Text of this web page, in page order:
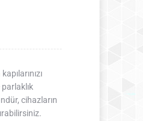
cihazların